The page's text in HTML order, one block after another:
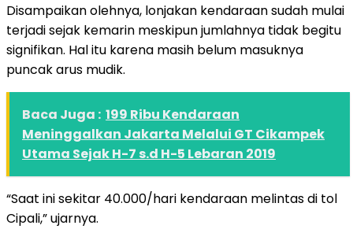
Disampaikan olehnya, lonjakan kendaraan sudah mulai
terjadi sejak kemarin meskipun jumlahnya tidak begitu
signifikan. Hal itu karena masih belum masuknya
puncak arus mudik.
Baca Juga : 199 Ribu Kendaraan
Meninggalkan Jakarta Melalui GT Cikampek
Utama Sejak H-7 s.d H-5 Lebaran 2019
“Saat ini sekitar 40.000/hari kendaraan melintas di tol
Cipali,” ujarnya.